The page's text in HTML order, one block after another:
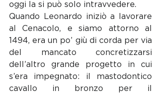
oggi la si può solo intravvedere.
Quando Leonardo iniziò a lavorare
al Cenacolo, e siamo attorno al
1494, era un po’ giù di corda per via
del mancato concretizzarsi
dell’altro grande progetto in cui
s’era impegnato: il mastodontico
cavallo in bronzo per il